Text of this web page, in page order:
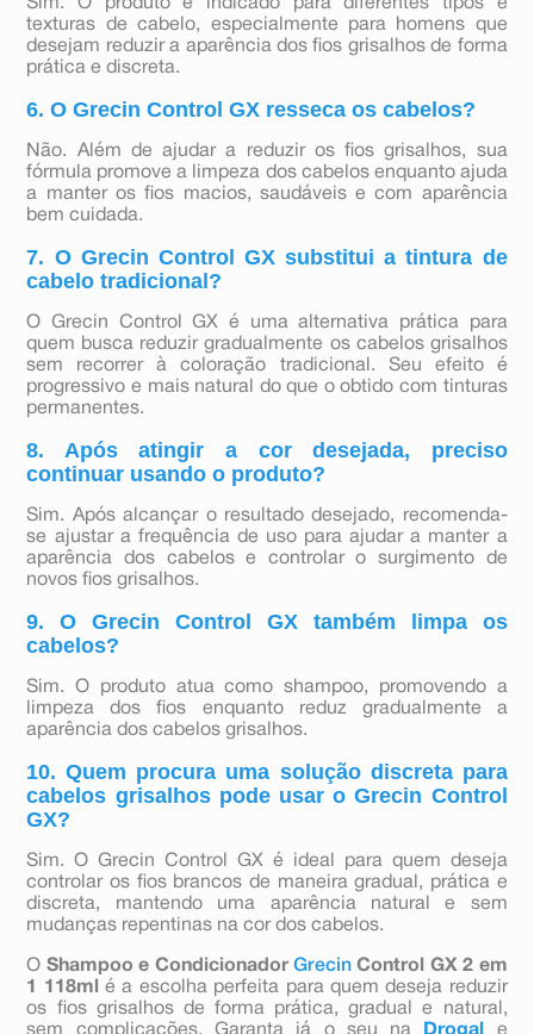
Sim. O produto é indicado para diferentes tipos e
texturas de cabelo, especialmente para homens que
desejam reduzir a aparência dos fios grisalhos de forma
prática e discreta.
6. O Grecin Control GX resseca os cabelos?
Não. Além de ajudar a reduzir os fios grisalhos, sua
fórmula promove a limpeza dos cabelos enquanto ajuda
a manter os fios macios, saudáveis e com aparência
bem cuidada.
7. O Grecin Control GX substitui a tintura de
cabelo tradicional?
O Grecin Control GX é uma alternativa prática para
quem busca reduzir gradualmente os cabelos grisalhos
sem recorrer à coloração tradicional. Seu efeito é
progressivo e mais natural do que o obtido com tinturas
permanentes.
8. Após atingir a cor desejada, preciso
continuar usando o produto?
Sim. Após alcançar o resultado desejado, recomenda-
se ajustar a frequência de uso para ajudar a manter a
aparência dos cabelos e controlar o surgimento de
novos fios grisalhos.
9. O Grecin Control GX também limpa os
cabelos?
Sim. O produto atua como shampoo, promovendo a
limpeza dos fios enquanto reduz gradualmente a
aparência dos cabelos grisalhos.
10. Quem procura uma solução discreta para
cabelos grisalhos pode usar o Grecin Control
GX?
Sim. O Grecin Control GX é ideal para quem deseja
controlar os fios brancos de maneira gradual, prática e
discreta, mantendo uma aparência natural e sem
mudanças repentinas na cor dos cabelos.
O Shampoo e CondicionadorGrecinControl GX 2 em
1 118ml
é a escolha perfeita para quem deseja reduzir
os fios grisalhos de forma prática, gradual e natural,
sem complicações. Garanta já o seu na
Drogal
e